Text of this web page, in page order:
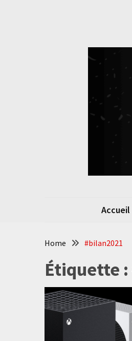
Accueil
Home #bilan2021
Étiquette :